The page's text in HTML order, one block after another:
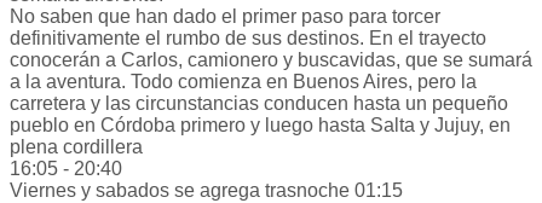
No saben que han dado el primer paso para torcer
definitivamente el rumbo de sus destinos. En el trayecto
conocerán a Carlos, camionero y buscavidas, que se sumará
a la aventura. Todo comienza en Buenos Aires, pero la
carretera y las circunstancias conducen hasta un pequeño
pueblo en Córdoba primero y luego hasta Salta y Jujuy, en
plena cordillera
16:05 - 20:40
Viernes y sabados se agrega trasnoche 01:15